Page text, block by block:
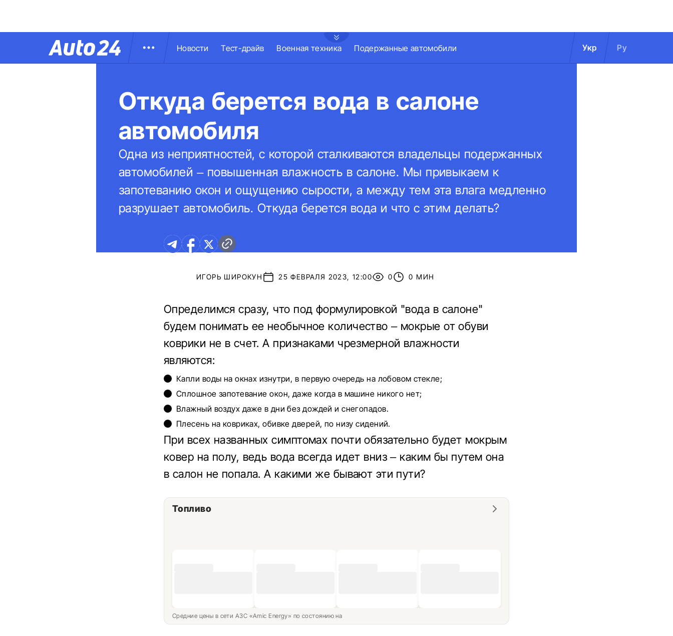
Новости Тест-драйв Военная техника Подержанные автомобили Укр Ру
Откуда берется вода в салоне
автомобиля
Одна из неприятностей, с которой сталкиваются владельцы подержанных
автомобилей – повышенная влажность в салоне. Мы привыкаем к
запотеванию окон и ощущению сырости, а между тем эта влага медленно
разрушает автомобиль. Откуда берется вода и что с этим делать?
ИГОРЬ ШИРОКУН 25 ФЕВРАЛЯ 2023, 12:00 0 0 МИН
Определимся сразу, что под формулировкой "вода в салоне"
будем понимать ее необычное количество – мокрые от обуви
коврики не в счет. А признаками чрезмерной влажности
являются:
Капли воды на окнах изнутри, в первую очередь на лобовом стекле;
Сплошное запотевание окон, даже когда в машине никого нет;
Влажный воздух даже в дни без дождей и снегопадов.
Плесень на ковриках, обивке дверей, по низу сидений.
При всех названных симптомах почти обязательно будет мокрым
ковер на полу, ведь вода всегда идет вниз – каким бы путем она
в салон не попала. А какими же бывают эти пути?
Топливо
Средние цены в сети АЗС «Amic Energy» по состоянию на